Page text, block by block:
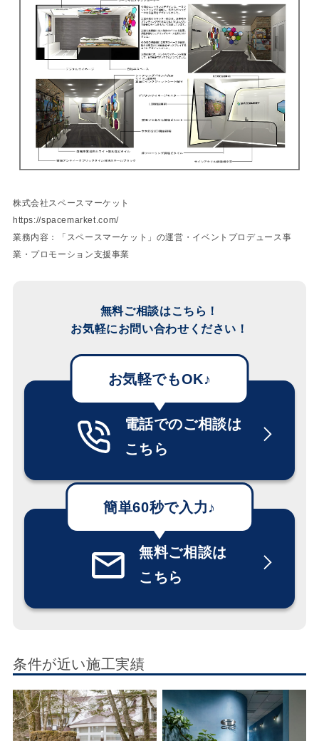
株式会社スペースマーケット
https://spacemarket.com/
業務内容：「スペースマーケット」の運営・イベントプロデュース事
業・プロモーション支援事業
無料ご相談はこちら！
お気軽にお問い合わせください！
電話でのご相談は
こちら
無料ご相談は
こちら
条件が近い施工実績